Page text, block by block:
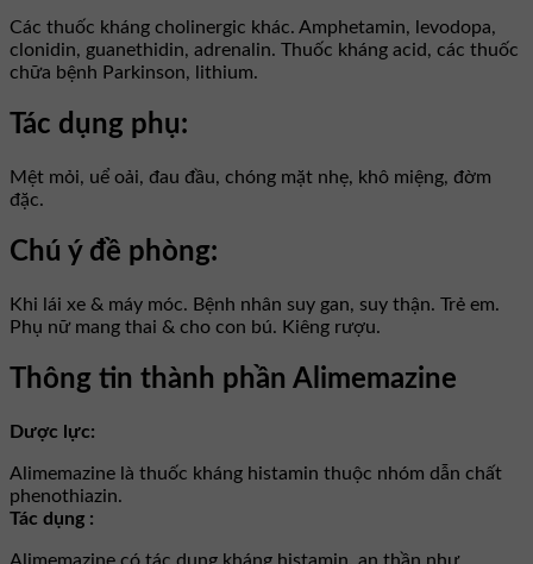
Các thuốc kháng cholinergic khác. Amphetamin, levodopa,
clonidin, guanethidin, adrenalin. Thuốc kháng acid, các thuốc
chữa bệnh Parkinson, lithium.
Tác dụng phụ:
Mệt mỏi, uể oải, đau đầu, chóng mặt nhẹ, khô miệng, đờm
đặc.
Chú ý đề phòng:
Khi lái xe & máy móc. Bệnh nhân suy gan, suy thận. Trẻ em.
Phụ nữ mang thai & cho con bú. Kiêng rượu.
Thông tin thành phần Alimemazine
Dược lực:
Alimemazine là thuốc kháng histamin thuộc nhóm dẫn chất
phenothiazin.
Tác dụng :
Alimemazine có tác dụng kháng histamin, an thần như